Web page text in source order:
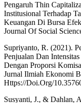
Pengaruh Thin
Institusional Terhadap
Keuangan Di Bursa
Journal Of Social
Supriyanto, R. (2021).
Penjualan Dan
Dengan Proporsi
Jurnal Ilmiah Ekonomi
Https://Doi.Org/
Susyanti, J., & Dahlan,